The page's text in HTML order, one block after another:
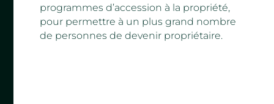
programmes d’accession à la propriété,
pour permettre à un plus grand nombre
de personnes de devenir propriétaire.